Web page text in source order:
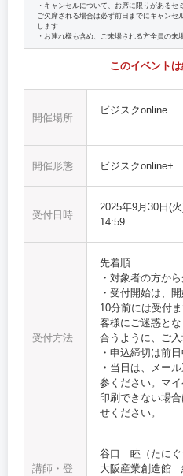
・キャンセルについて、お席に限りがあるセ
ご欠席される場合は必ず前日までにキャンセ
します
・お連れ様も含め、ご来場される方全員の来
このイベント
開催場所
ビジスクonline
開催形態 ビジスクonline+
受付日時
2025年9月30日(
14:59
受付方法
先着順
・対象者の方か
・受付開始は、
10分前には受付
客様にご迷惑と
合うように、ご入
・申込締切は前日
・当日は、メー
参ください。マイ
印刷できない場
せください。
講師・登
谷口 睦（たに
大阪産業創造館